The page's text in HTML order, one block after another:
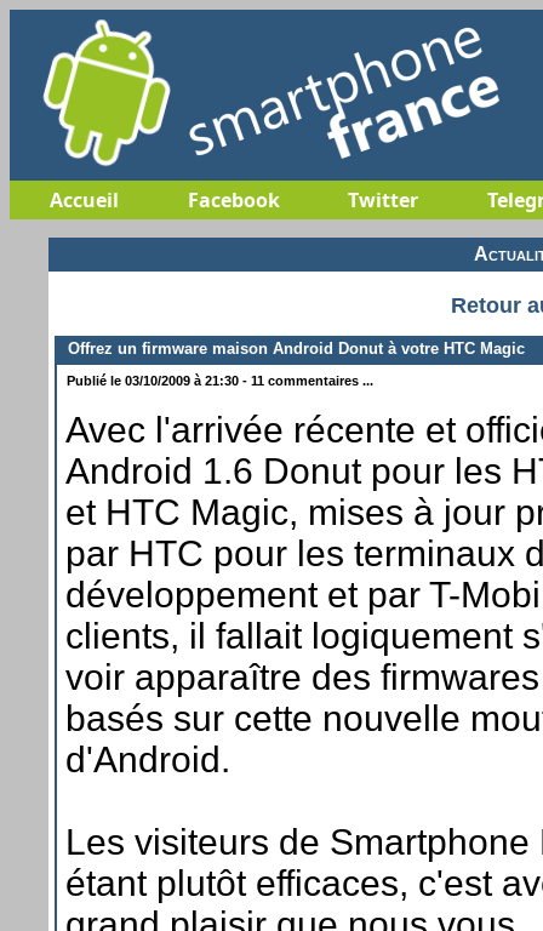
Accueil Facebook Twitter
Retour
Offrez un firmware maison Android Donut à votre HTC Magic
Publié le 03/10/2009 à 21:30 - 11 commentaires ...
Avec l'arrivée récente et
Android 1.6 Donut pour les
et HTC Magic, mises à jour
par HTC pour les terminaux
développement et par T-
clients, il fallait logiquement
voir apparaître des
basés sur cette nouvelle
d'Android.
Les visiteurs de Smartphone
étant plutôt efficaces, c'est